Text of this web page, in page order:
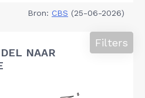
Bron: CBS (25-06-2026)
NAAR
Filters